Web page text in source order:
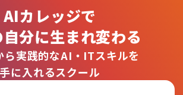
AIカレッジで
分に生まれ変わる
ら実践的なAI・ITスキルを
手に入れるスクール